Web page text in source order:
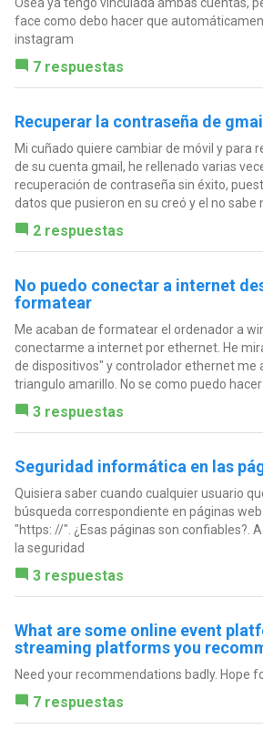
Osea ya tengo vinculada ambas cuentas,
face como debo hacer que
instagram
7 respuestas
Recuperar la contraseña de gmail
Mi cuñado quiere cambiar de móvil y para
de su cuenta gmail, he rellenado varias
recuperación de contraseña sin éxito,
datos que pusieron en su creó y el no sabe
2 respuestas
No puedo conectar a internet
formatear
Me acaban de formatear el ordenador a
conectarme a internet por ethernet. He
de dispositivos" y controlador ethernet me
triangulo amarillo. No se como puedo
3 respuestas
Seguridad informática en las
Quisiera saber cuando cualquier usuario
búsqueda correspondiente en páginas
"https: //". ¿Esas páginas son confiables?.
la seguridad
3 respuestas
What are some online event
streaming platforms you
Need your recommendations badly. Hope
7 respuestas